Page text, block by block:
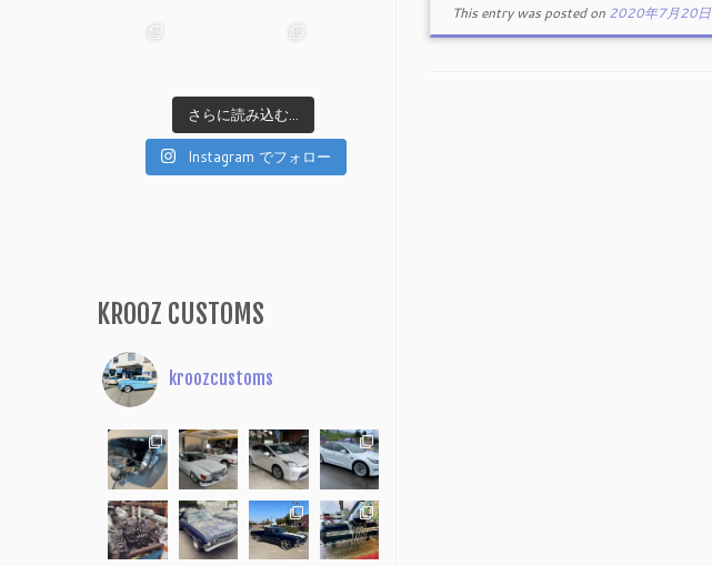
さらに読み込む...
Instagram でフォロー
KROOZ CUSTOMS
kroozcustoms
This entry was posted on 2020年7月20日